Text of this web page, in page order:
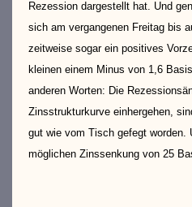
Rezession dargestellt hat. Und
sich am vergangenen Freitag bis
zeitweise sogar ein positives
kleinen einem Minus von 1,6
anderen Worten: Die
Zinsstrukturkurve einhergehen,
gut wie vom Tisch gefegt worden.
möglichen Zinssenkung von 25